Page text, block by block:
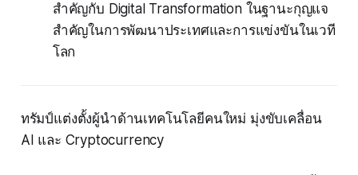
สำคัญกับ Digital Transformation ในฐานะกุญแจ
สำคัญในการพัฒนาประเทศและการแข่งขันในเวที
โลก
ทรัมป์แต่งตั้งผู้นำด้านเทคโนโลยีคนใหม่ มุ่งขับเคลื่อน
AI และ Cryptocurrency